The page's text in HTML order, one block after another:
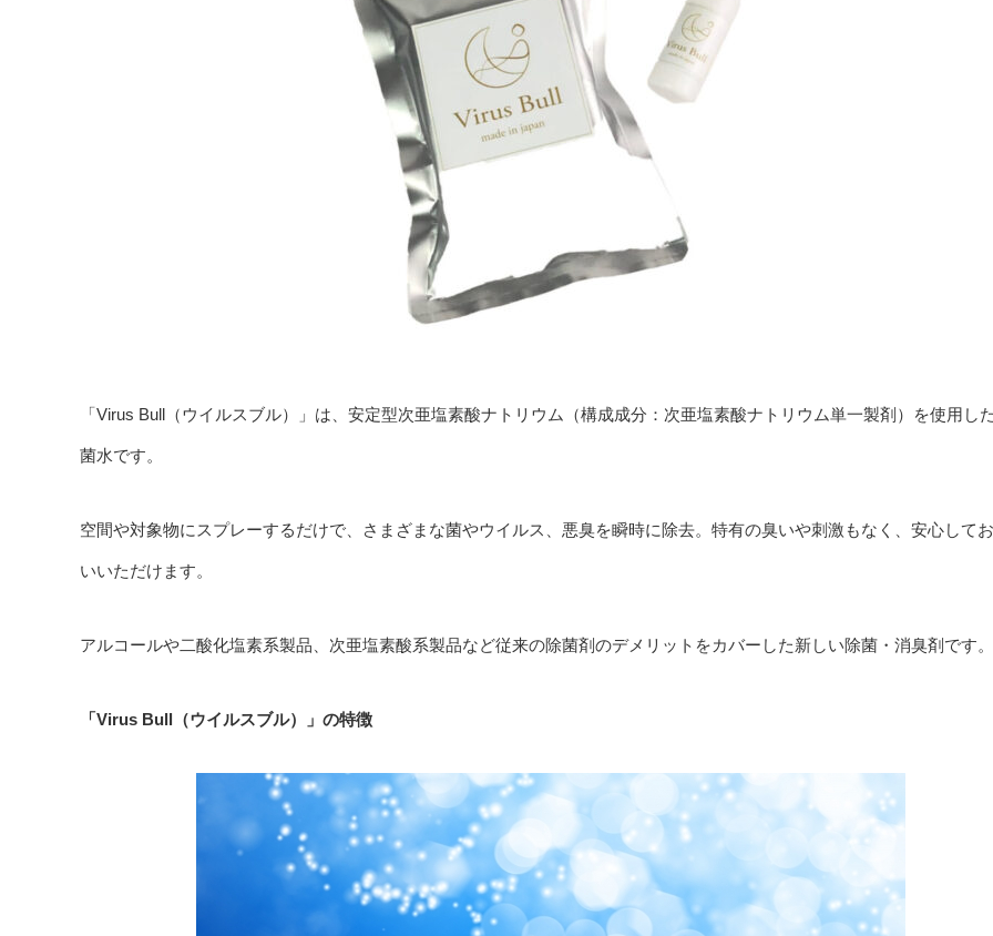
「Virus Bull（ウイルスブル）」は、安定型次亜塩素酸ナトリウム（構成成分：次亜塩素酸ナトリウム単一製剤）を使用し
菌水です。
空間や対象物にスプレーするだけで、さまざまな菌やウイルス、悪臭を瞬時に除去。特有の臭いや刺激もなく、安心して
いいただけます。
アルコールや二酸化塩素系製品、次亜塩素酸系製品など従来の除菌剤のデメリットをカバーした新しい除菌・消臭剤です。
「Virus Bull（ウイルスブル）」の特徴